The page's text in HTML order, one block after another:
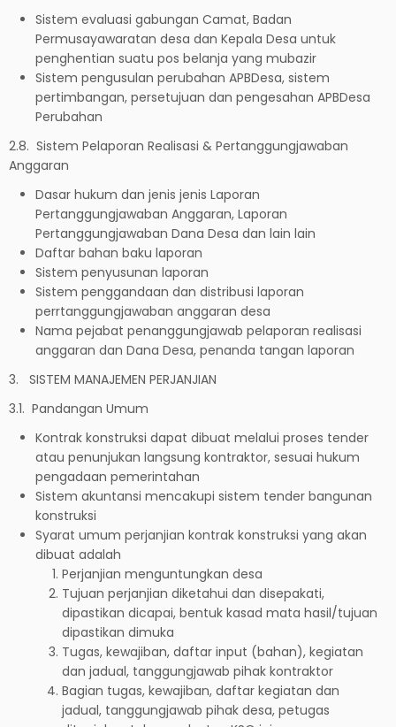
Sistem evaluasi gabungan Camat, Badan
Permusayawaratan desa dan Kepala Desa untuk
penghentian suatu pos belanja yang mubazir
Sistem pengusulan perubahan APBDesa, sistem
pertimbangan, persetujuan dan pengesahan APBDesa
Perubahan
2.8. Sistem Pelaporan Realisasi & Pertanggungjawaban
Anggaran
Dasar hukum dan jenis jenis Laporan
Pertanggungjawaban Anggaran, Laporan
Pertanggungjawaban Dana Desa dan lain lain
Daftar bahan baku laporan
Sistem penyusunan laporan
Sistem penggandaan dan distribusi laporan
perrtanggungjawaban anggaran desa
Nama pejabat penanggungjawab pelaporan realisasi
anggaran dan Dana Desa, penanda tangan laporan
3. SISTEM MANAJEMEN PERJANJIAN
3.1. Pandangan Umum
Kontrak konstruksi dapat dibuat melalui proses tender
atau penunjukan langsung kontraktor, sesuai hukum
pengadaan pemerintahan
Sistem akuntansi mencakupi sistem tender bangunan
konstruksi
Syarat umum perjanjian kontrak konstruksi yang akan
dibuat adalah
Perjanjian menguntungkan desa
Tujuan perjanjian diketahui dan disepakati,
dipastikan dicapai, bentuk kasad mata hasil/tujuan
dipastikan dimuka
Tugas, kewajiban, daftar input (bahan), kegiatan
dan jadual, tanggungjawab pihak kontraktor
Bagian tugas, kewajiban, daftar kegiatan dan
jadual, tanggungjawab pihak desa, petugas